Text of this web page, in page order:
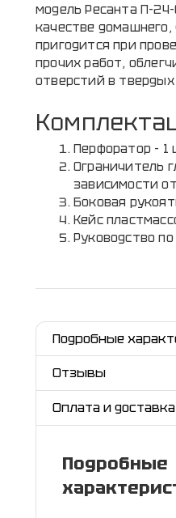
модель Ресанта П-
качестве
пригодится при
прочих работ,
отверстий в
Перфоратор - 1
Ограничитель
зависимости
Боковая
Кейс
Руководство
Подробные
Отзывы
Оплата и доставка
Подробные